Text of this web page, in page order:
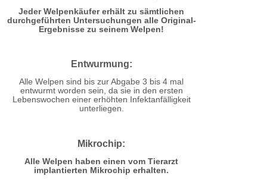
Jeder Welpenkäufer erhält zu sämtlichen
durchgeführten Untersuchungen alle Original-
Ergebnisse zu seinem Welpen!
Entwurmung:
Alle Welpen sind bis zur Abgabe 3 bis 4 mal
entwurmt worden sein, da sie in den ersten
Lebenswochen einer erhöhten Infektanfälligkeit
unterliegen.
Mikrochip:
Alle Welpen haben einen vom Tierarzt
implantierten Mikrochip erhalten.